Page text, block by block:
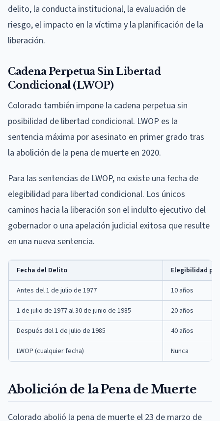
delito, la conducta institucional, la evaluación de
riesgo, el impacto en la víctima y la planificación de la
liberación.
Cadena Perpetua Sin Libertad
Condicional (LWOP)
Colorado también impone la cadena perpetua sin
posibilidad de libertad condicional. LWOP es la
sentencia máxima por asesinato en primer grado tras
la abolición de la pena de muerte en 2020.
Para las sentencias de LWOP, no existe una fecha de
elegibilidad para libertad condicional. Los únicos
caminos hacia la liberación son el indulto ejecutivo del
gobernador o una apelación judicial exitosa que resulte
en una nueva sentencia.
Fecha del Delito Elegibilidad
Antes del 1 de julio de 1977 10 años
1 de julio de 1977 al 30 de junio de 1985 20 años
Después del 1 de julio de 1985 40 años
LWOP (cualquier fecha) Nunca
Abolición de la Pena de Muerte
Colorado abolió la pena de muerte el 23 de marzo de